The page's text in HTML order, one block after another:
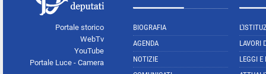
Portale storico
WebTv
YouTube
Portale Luce - Camera
BIOGRAFIA
AGENDA
NOTIZIE
LAVORI
LEGGI E